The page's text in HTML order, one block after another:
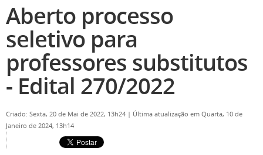
Aberto processo
seletivo para
professores substitutos
- Edital 270/2022
Criado: Sexta, 20 de Mai de 2022, 13h24 | Última atualização em Quarta, 10 de
Janeiro de 2024, 13h14